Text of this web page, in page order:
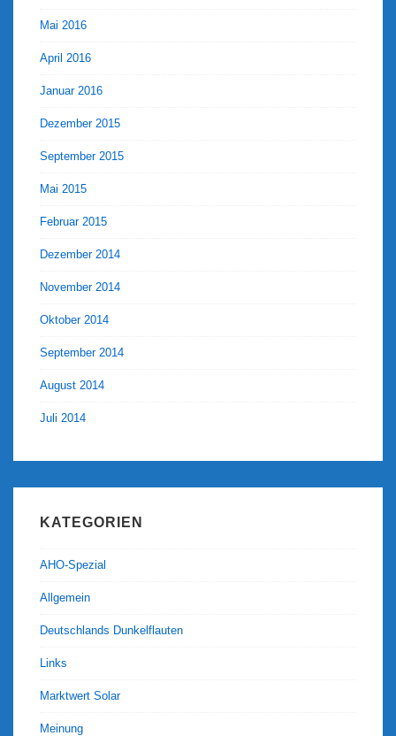
Mai 2016
April 2016
Januar 2016
Dezember 2015
September 2015
Mai 2015
Februar 2015
Dezember 2014
November 2014
Oktober 2014
September 2014
August 2014
Juli 2014
KATEGORIEN
AHO-Spezial
Allgemein
Deutschlands Dunkelflauten
Links
Marktwert Solar
Meinung